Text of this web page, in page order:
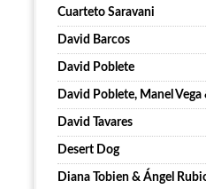
Cuarteto Saravani
David Barcos
David Poblete
David Poblete, Manel
David Tavares
Desert Dog
Diana Tobien & Ángel